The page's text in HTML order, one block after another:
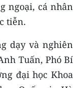
ngoại, cá nhân
tiễn.
dạy và nghiên
Tuấn, Phó Bí
đại học Khoa